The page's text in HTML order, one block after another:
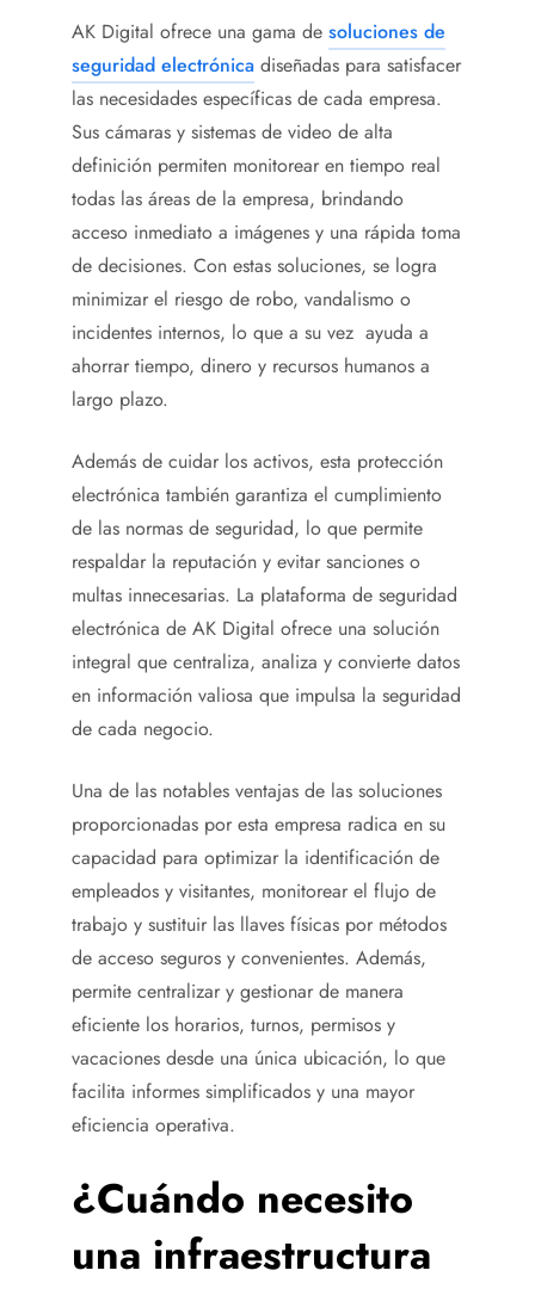
AK Digital ofrece una gama de soluciones de
seguridad electrónica diseñadas para satisfacer
las necesidades específicas de cada empresa.
Sus cámaras y sistemas de video de alta
definición permiten monitorear en tiempo real
todas las áreas de la empresa, brindando
acceso inmediato a imágenes y una rápida toma
de decisiones. Con estas soluciones, se logra
minimizar el riesgo de robo, vandalismo o
incidentes internos, lo que a su vez ayuda a
ahorrar tiempo, dinero y recursos humanos a
largo plazo.
Además de cuidar los activos, esta protección
electrónica también garantiza el cumplimiento
de las normas de seguridad, lo que permite
respaldar la reputación y evitar sanciones o
multas innecesarias. La plataforma de seguridad
electrónica de AK Digital ofrece una solución
integral que centraliza, analiza y convierte datos
en información valiosa que impulsa la seguridad
de cada negocio.
Una de las notables ventajas de las soluciones
proporcionadas por esta empresa radica en su
capacidad para optimizar la identificación de
empleados y visitantes, monitorear el flujo de
trabajo y sustituir las llaves físicas por métodos
de acceso seguros y convenientes. Además,
permite centralizar y gestionar de manera
eficiente los horarios, turnos, permisos y
vacaciones desde una única ubicación, lo que
facilita informes simplificados y una mayor
eficiencia operativa.
¿Cuándo necesito
una infraestructura